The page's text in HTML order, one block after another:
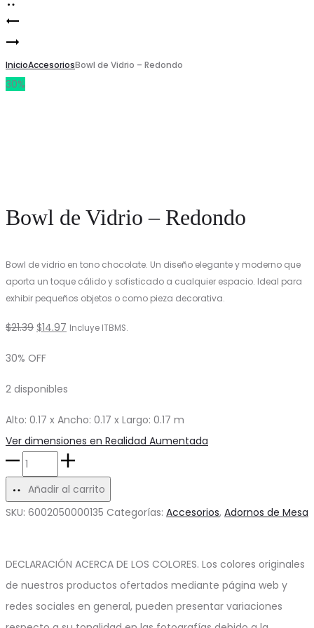
Product
navigation
Vidrio
Finna
Florero
de
Vidrio
InicioAccesoriosBowl de Vidrio – Redondo
30%
Bowl de Vidrio – Redondo
Bowl de vidrio en tono chocolate. Un diseño elegante y moderno que
aporta un toque cálido y sofisticado a cualquier espacio. Ideal para
exhibir pequeños objetos o como pieza decorativa.
$21.39 El
era:
$14.97 El
es:
Incluye ITBMS.
30% OFF
2 disponibles
Alto: 0.17 x Ancho: 0.17 x Largo: 0.17 m
Ver dimensiones en Realidad Aumentada
Bowl
de
Vidrio
cantidad
Añadir al carrito
SKU: 6002050000135 Categorías: Accesorios, Adornos de Mesa
DECLARACIÓN ACERCA DE LOS COLORES. Los colores originales
de nuestros productos ofertados mediante página web y
redes sociales en general, pueden presentar variaciones